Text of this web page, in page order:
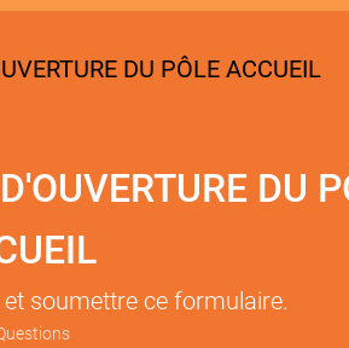
DU
soumettre ce formulaire.